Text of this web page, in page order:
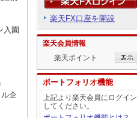
入園
企
楽天FX口座を開設
楽天会員情報
楽天ポイント
ポートフォリオ機能
上記より楽天会員にログイン
してください。